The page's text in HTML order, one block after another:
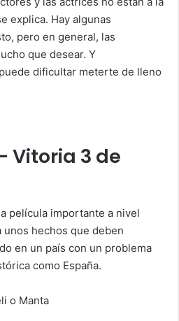
explica. Hay algunas
pero en general, las
que desear. Y
dificultar meterte de lleno
Vitoria 3 de
película importante a nivel
hechos que deben
en un país con un problema
como España.